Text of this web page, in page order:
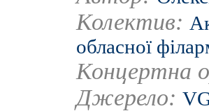
Колектив:
обласної
Концертна
Джерело: